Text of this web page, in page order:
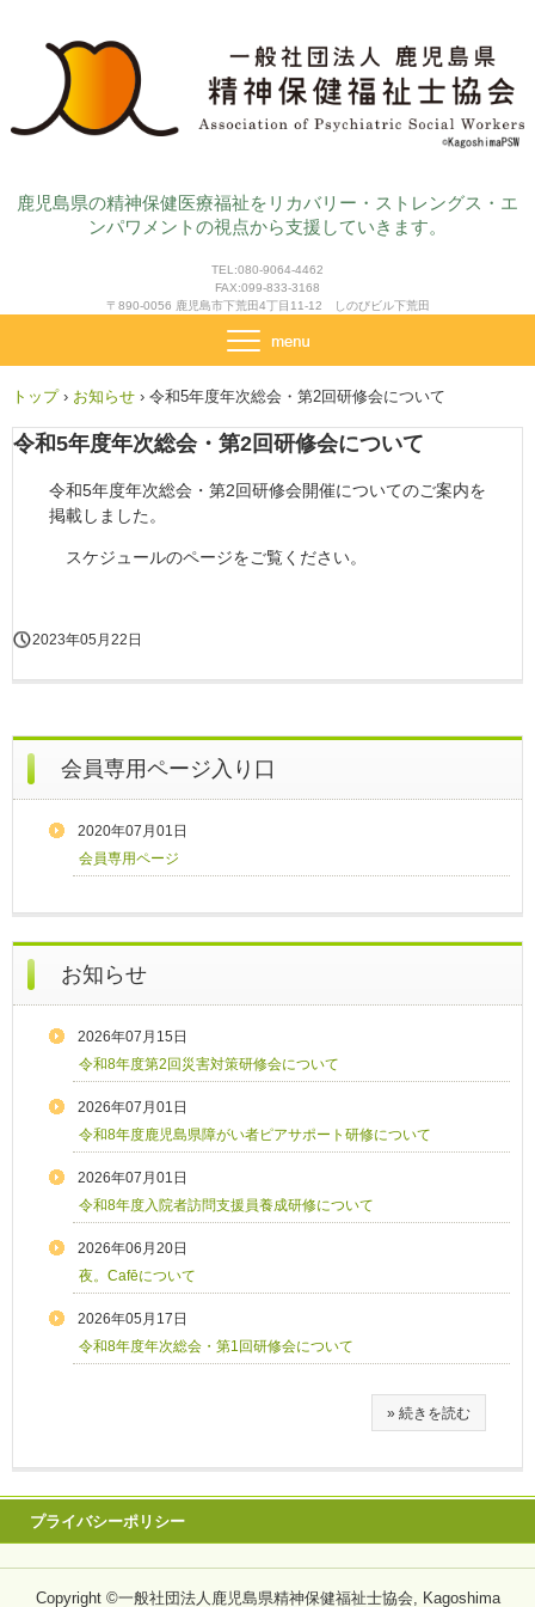
鹿児島県の精神保健医療福祉をリカバリー・ストレングス・エ
ンパワメントの視点から支援していきます。
TEL:080-9064-4462
FAX:099-833-3168
〒890-0056 鹿児島市下荒田4丁目11-12 しのびビル下荒田
トップ › お知らせ › 令和5年度年次総会・第2回研修会について
令和5年度年次総会・第2回研修会について
令和5年度年次総会・第2回研修会開催についてのご案内を
掲載しました。
スケジュールのページをご覧ください。
2023年05月22日
会員専用ページ入り口
2020年07月01日
会員専用ページ
お知らせ
2026年07月15日
令和8年度第2回災害対策研修会について
2026年07月01日
令和8年度鹿児島県障がい者ピアサポート研修について
2026年07月01日
令和8年度入院者訪問支援員養成研修について
2026年06月20日
夜。Cafēについて
2026年05月17日
令和8年度年次総会・第1回研修会について
» 続きを読む
プライバシーポリシー
Copyright ©一般社団法人鹿児島県精神保健福祉士協会, Kagoshima